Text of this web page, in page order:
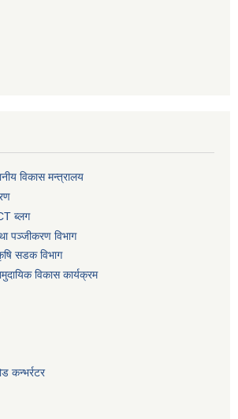
विकास मन्त्रालय
ब्लग
पञ्‍जीकरण विभाग
सडक विभाग
विकास कार्यक्रम
कन्भर्रटर